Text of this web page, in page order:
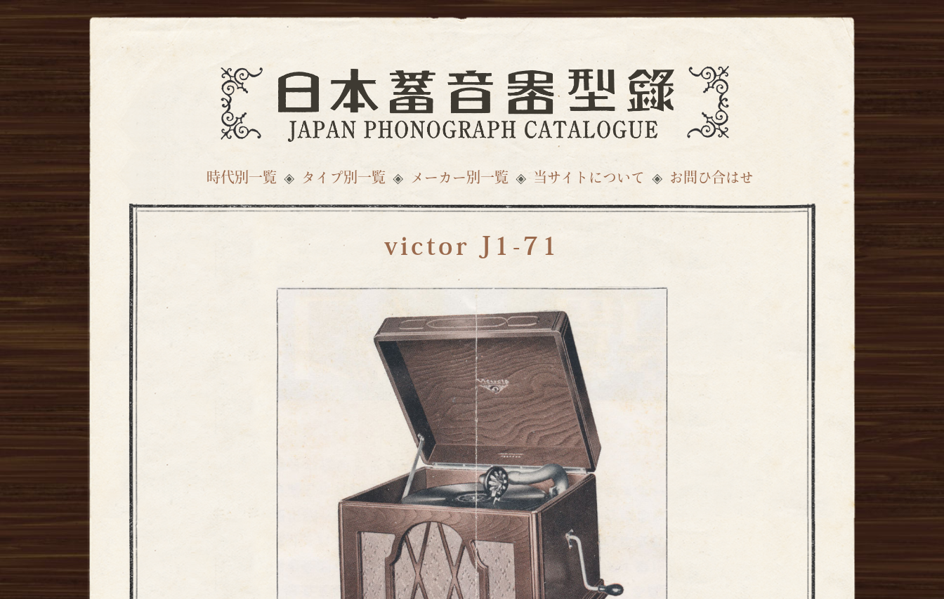
時代別一覧 タイプ別一覧 メーカー別一覧 当サイトについて お問ひ合はせ
victor J1-71